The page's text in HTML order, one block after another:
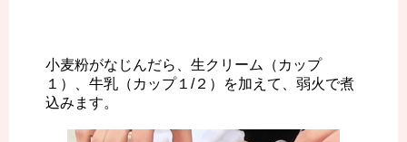
小麦粉がなじんだら、生クリーム（カップ
１）、牛乳（カップ１/２）を加えて、弱火で煮
込みます。